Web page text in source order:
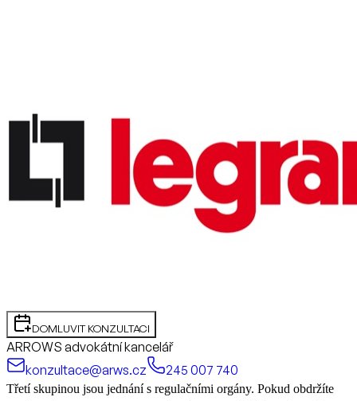
DOMLUVIT KONZULTACI
ARROWS advokátní kancelář
konzultace@arws.cz
245 007 740
Třetí skupinou jsou jednání s regulačními orgány. Pokud obdržíte